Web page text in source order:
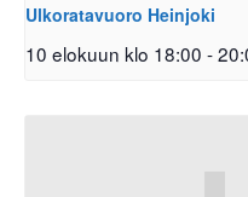
Ulkoratavuoro Heinjoki
10 elokuun klo 18:00 -